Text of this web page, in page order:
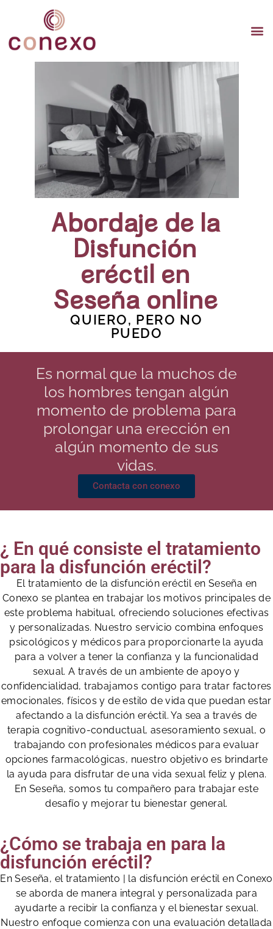
Abordaje de la
Disfunción
eréctil en
Seseña online
QUIERO, PERO NO
PUEDO
Es normal que la muchos de
los hombres tengan algún
momento de problema para
prolongar una erección en
algún momento de sus
vidas.
Contacta con conexo
¿ En qué consiste el tratamiento
para la disfunción eréctil?
El tratamiento de la disfunción eréctil en Seseña en
Conexo se plantea en trabajar los motivos principales de
este problema habitual, ofreciendo soluciones efectivas
y personalizadas. Nuestro servicio combina enfoques
psicológicos y médicos para proporcionarte la ayuda
para a volver a tener la confianza y la funcionalidad
sexual. A través de un ambiente de apoyo y
confidencialidad, trabajamos contigo para tratar factores
emocionales, físicos y de estilo de vida que puedan estar
afectando a la disfunción eréctil. Ya sea a través de
terapia cognitivo-conductual, asesoramiento sexual, o
trabajando con profesionales médicos para evaluar
opciones farmacológicas, nuestro objetivo es brindarte
la ayuda para disfrutar de una vida sexual feliz y plena.
En Seseña, somos tu compañero para trabajar este
desafío y mejorar tu bienestar general.
¿Cómo se trabaja en para la
disfunción eréctil?
En Seseña, el tratamiento | la disfunción eréctil en Conexo
se aborda de manera integral y personalizada para
ayudarte a recibir la confianza y el bienestar sexual.
Nuestro enfoque comienza con una evaluación detallada